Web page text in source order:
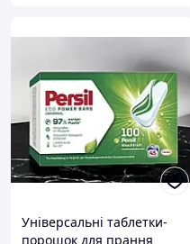
Універсальні таблетки-
порошок для прання